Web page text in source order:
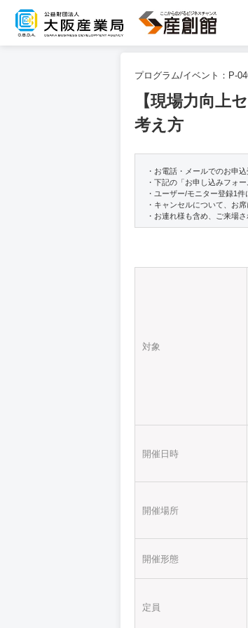
プログラム/イベント： P-
【現場力向上
考え方
・お電話・メールでのお申
・下記の「お申し込みフォ
・ユーザー/モニター登録1
・キャンセルについて、お
・お連れ様も含め、ご来場
対象
開催日時
開催場所
開催形態
定員